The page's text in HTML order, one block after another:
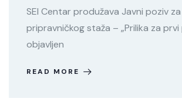
SEI Centar produžava Javni poziv
pripravničkog staža – „Prilika za prvi
objavljen
READ MORE